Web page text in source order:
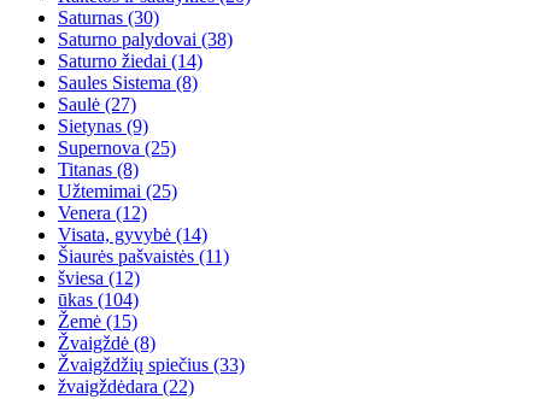
Saturnas (30)
Saturno palydovai (38)
Saturno žiedai (14)
Saules Sistema (8)
Saulė (27)
Sietynas (9)
Supernova (25)
Titanas (8)
Užtemimai (25)
Venera (12)
Visata, gyvybė (14)
Šiaurės pašvaistės (11)
šviesa (12)
ūkas (104)
Žemė (15)
Žvaigždė (8)
Žvaigždžių spiečius (33)
žvaigždėdara (22)